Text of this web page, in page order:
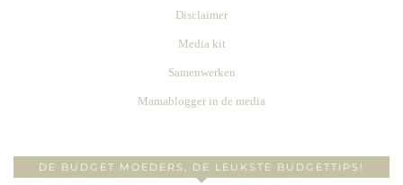
Disclaimer
Media kit
Samenwerken
Mamablogger in de media
DE BUDGET MOEDERS, DE LEUKSTE BUDGETTIPS!